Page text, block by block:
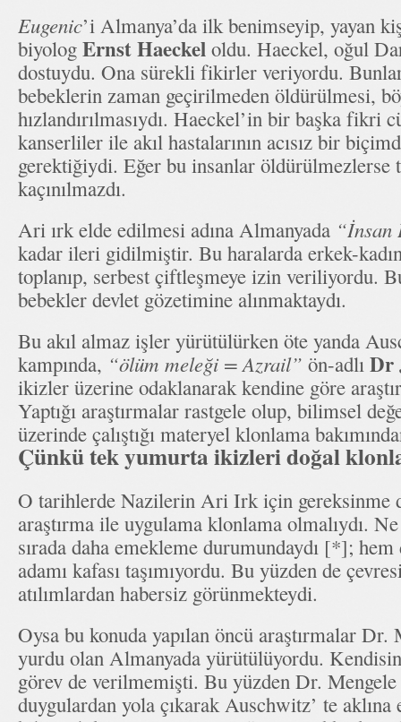
Eugenic’i Almanya’da ilk benimseyip, yayan
biyolog Ernst Haeckel oldu. Haeckel, oğul
dostuydu. Ona sürekli fikirler veriyordu.
bebeklerin zaman geçirilmeden öldürülmesi,
hızlandırılmasıydı. Haeckel’in bir başka fikri
kanserliler ile akıl hastalarının acısız bir
gerektiğiydi. Eğer bu insanlar öldürülmezlerse
kaçınılmazdı.
Ari ırk elde edilmesi adına Almanyada “İnsan
kadar ileri gidilmiştir. Bu haralarda erkek-
toplanıp, serbest çiftleşmeye izin veriliyordu.
bebekler devlet gözetimine alınmaktaydı.
Bu akıl almaz işler yürütülürken öte yanda
kampında, “ölüm meleği = Azrail” ön-adlı Dr
ikizler üzerine odaklanarak kendine göre
Yaptığı araştırmalar rastgele olup, bilimsel
üzerinde çalıştığı materyel klonlama
Çünkü tek yumurta ikizleri doğal
O tarihlerde Nazilerin Ari Irk için gereksinme
araştırma ile uygulama klonlama olmalıydı.
sırada daha emekleme durumundaydı [*];
adamı kafası taşımıyordu. Bu yüzden de
atılımlardan habersiz görünmekteydi.
Oysa bu konuda yapılan öncü araştırmalar Dr.
yurdu olan Almanyada yürütülüyordu.
görev de verilmemişti. Bu yüzden Dr.
duygulardan yola çıkarak Auschwitz’ te